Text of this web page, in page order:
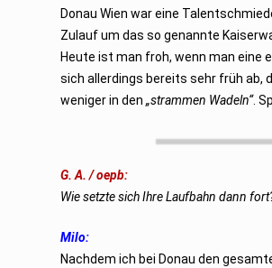
Donau Wien war eine
Zulauf um das so genannte
Heute ist man froh, wenn man eine
sich allerdings bereits sehr früh ab,
weniger in den„strammen Wadeln“.
G. A. / oepb:
Wie setzte sich Ihre Laufbahn dann
Milo:
Nachdem ich bei Donau den